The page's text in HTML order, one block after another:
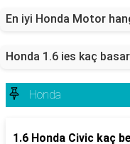
En iyi Honda Motor
Honda 1.6 ies kaç
Honda
1.6 Honda Civic kaç